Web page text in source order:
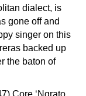
dialect, is
gone off and
singer on this
backed up
the baton of
Core ‘Ngrato